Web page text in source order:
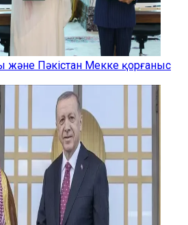
және Пәкістан Мекке қорғаныс